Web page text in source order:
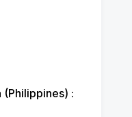
(Philippines) :